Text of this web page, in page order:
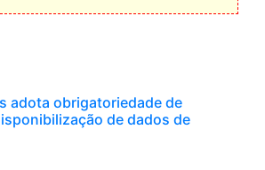
adota obrigatoriedade de
de dados de